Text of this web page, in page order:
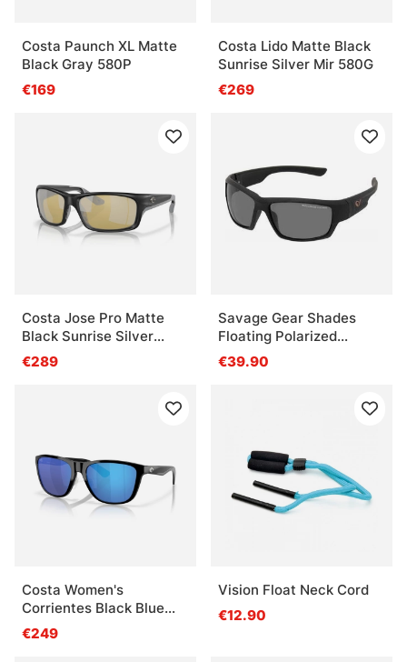
Costa Paunch XL Matte
Black Gray 580P
€169
Costa Lido Matte Black
Sunrise Silver Mir 580G
€269
Costa Jose Pro Matte
Black Sunrise Silver
Mirror 580G
€289
Savage Gear Shades
Floating Polarized
Sunglasses - Dark Grey
(Sunny)
€39.90
Costa Women's
Corrientes Black Blue
Mirror 580G
€249
Vision Float Neck Cord
€12.90